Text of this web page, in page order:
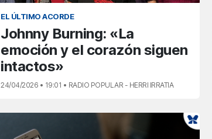
EL ÚLTIMO ACORDE
Johnny Burning: «La
emoción y el corazón siguen
intactos»
24/04/2026 • 19:01 • RADIO POPULAR - HERRI IRRATIA